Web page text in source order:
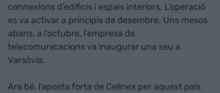
connexions d’edificis i espais interiors. L’operació
es va activar a principis de desembre. Uns mesos
abans, a l’octubre, l’empresa de
telecomunicacions va inaugurar una seu a
Varsòvia.
Ara bé, l’aposta forta de Cellnex per aquest país